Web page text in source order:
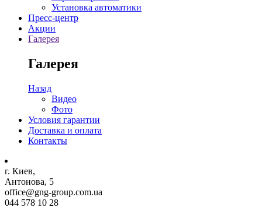
Установка автоматики
Пресс-центр
Акции
Галерея
Галерея
Назад
Видео
Фото
Условия гарантии
Доставка и оплата
Контакты
г. Киев,
Антонова, 5
office@gng-group.com.ua
044 578 10 28